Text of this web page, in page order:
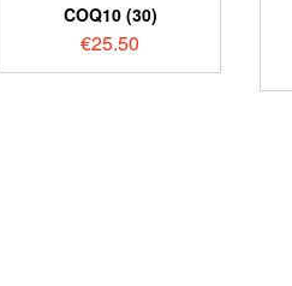
COQ10 (30)
€25.50